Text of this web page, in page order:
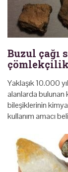
Buzul çağı
çömlekçilik
Yaklaşık 10.000
alanlarda bulunan
bileşiklerinin
kullanım amacı